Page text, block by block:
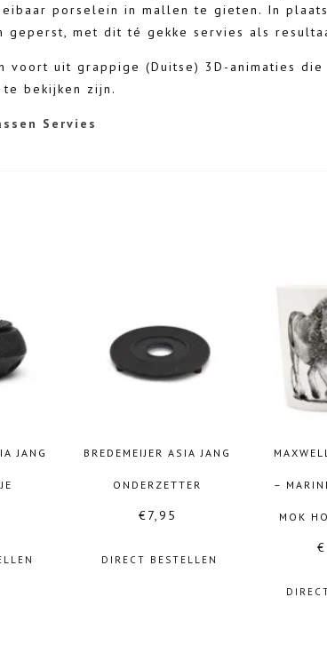
porselein in mallen te gieten. In plaats
met dit té gekke servies als
voort uit grappige (Duitse) 3D-animaties die
bekijken zijn.
Servies
JANG BREDEMEIJER ASIA JANG
ONDERZETTER
€7,95
DIRECT BESTELLEN
–
MOK
€